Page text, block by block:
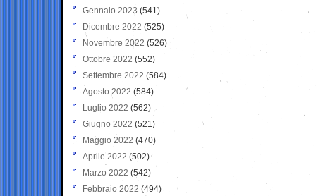
Gennaio 2023 (541)
Dicembre 2022 (525)
Novembre 2022 (526)
Ottobre 2022 (552)
Settembre 2022 (584)
Agosto 2022 (584)
Luglio 2022 (562)
Giugno 2022 (521)
Maggio 2022 (470)
Aprile 2022 (502)
Marzo 2022 (542)
Febbraio 2022 (494)